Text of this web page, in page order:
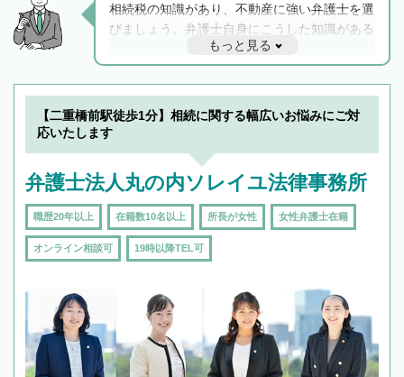
相続税の知識があり、不動産に強い弁護士を選
びましょう。弁護士自身にこうした知識がある
と他士業との連携もスムーズに進み、トラブル
解決のみならず相続をトータルで任せることが
できます。また、相続は感情がからむ分野なの
でフィーリングも重要です。実際に電話や面談
で複数の弁護士と会話をしてウマが合う方に依
もっと見る
【二重橋前駅徒歩1分】相続に関する幅広いお悩みにご対
応いたします
弁護士法人丸の内ソレイユ法律事務所
職歴20年以上 在籍数10名以上 所長が女性 女性弁護士在籍
オンライン相談可 19時以降TEL可